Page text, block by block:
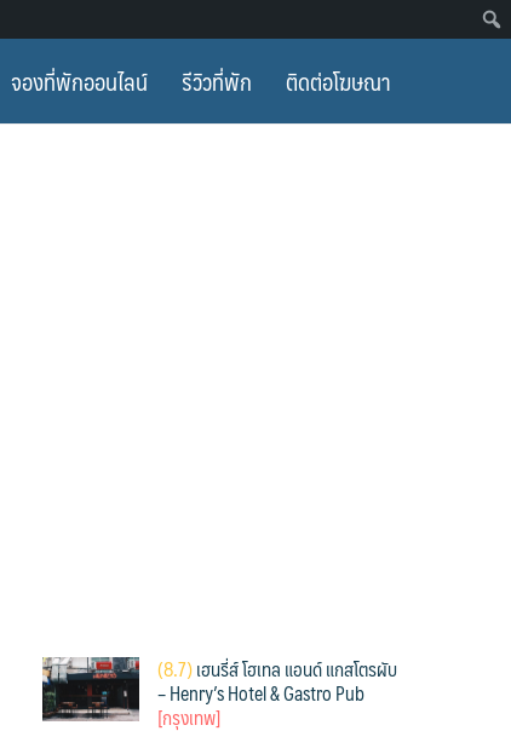
จองที่พักออนไลน์ รีวิวที่พัก ติดต่อโฆษณา
(8.7)เฮนรี่ส์ โฮเทล แอนด์ แกสโตรผับ
– Henry’s Hotel & Gastro Pub
[กรุงเทพ]